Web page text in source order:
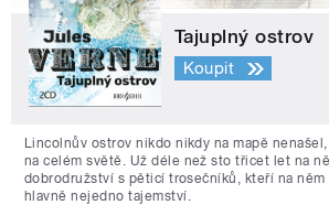
Tajuplný ostrov
Koupit
Lincolnův ostrov nikdo nikdy na mapě
na celém světě. Už déle než sto třicet let na
dobrodružství s pěticí trosečníků, kteří na
hlavně nejedno tajemství.